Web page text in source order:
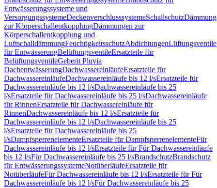
Entwässerungssysteme und
VersorgungssystemeDeckenverschlusssystemeSchallschutz
zur KörperschallentkopplungDämmungen zur
Körperschallentkopplung und
LuftschalldämmungFeuchtigkeitsschutzAbdichtungenLüftungsventile
für EntwässerungBelüftungsventileErsatzteile für
BelüftungsventileGeberit Pluvia
DachentwässerungDachwassereinläufeErsatzteile für
DachwassereinläufeDachwassereinläufe bis 12 l/sErsatzteile für
Dachwassereinläufe bis 12 l/sDachwassereinläufe bis 25
l/sErsatzteile für Dachwassereinläufe bis 25 l/sDachwassereinläufe
für RinnenErsatzteile für Dachwassereinläufe für
RinnenDachwassereinläufe bis 12 l/sErsatzteile für
Dachwassereinläufe bis 12 l/sDachwassereinläufe bis 25
l/sErsatzteile für Dachwassereinläufe bis 25
l/sDampfsperrenelementeErsatzteile für DampfsperrenelementeFür
Dachwassereinläufe bis 12 l/sErsatzteile für Für Dachwassereinläufe
bis 12 l/sFür Dachwassereinläufe bis 25 l/sBrandschutzBrandschutz
für EntwässerungssystemeNotüberläufeErsatzteile für
NotüberläufeFür Dachwassereinläufe bis 12 l/sErsatzteile für Für
Dachwassereinläufe bis 12 l/sFür Dachwassereinläufe bis 25